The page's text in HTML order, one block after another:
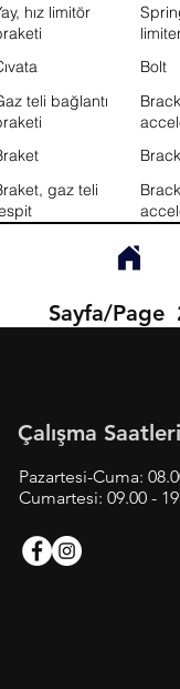
hız limitör
Bolt
teli bağlantı
gaz teli
Sayfa/Page
Çalışma Saatleri
Pazartesi-Cuma:
Cumartesi: 09.00 -